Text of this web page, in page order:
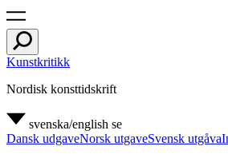
Kunstkritikk
Nordisk konsttidskrift
svenska/english se
Dansk udgaveNorsk utgaveSvensk utgåva